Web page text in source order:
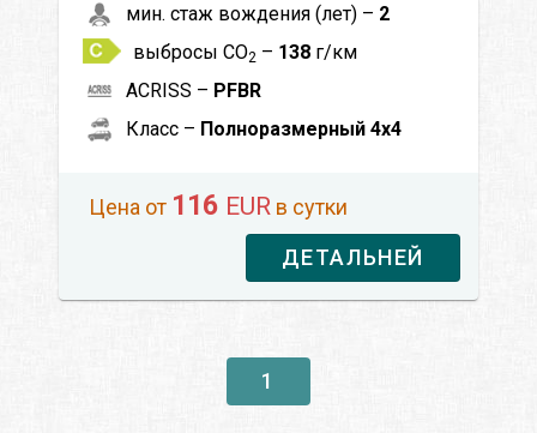
мин. стаж вождения (лет) – 2
выбросы CO2 – 138 г/км
ACRISS – PFBR
Класс – Полноразмерный 4x4
Цена от 116 EUR в сутки
ДЕТАЛЬНЕЙ
1